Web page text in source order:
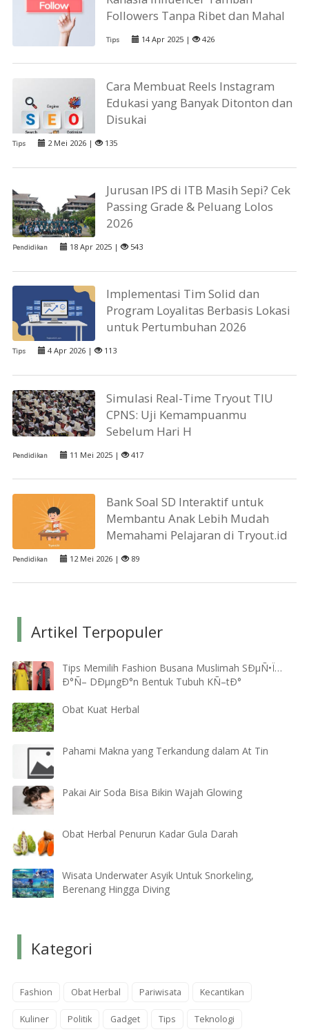
Followers Tanpa Ribet dan Mahal
Tips 14 Apr 2025 | 426
Cara Membuat Reels Instagram
Edukasi yang Banyak Ditonton dan
Disukai
Tips 2 Mei 2026 | 135
Jurusan IPS di ITB Masih Sepi? Cek
Passing Grade & Peluang Lolos
2026
Pendidikan 18 Apr 2025 | 543
Implementasi Tim Solid dan
Program Loyalitas Berbasis Lokasi
untuk Pertumbuhan 2026
Tips 4 Apr 2026 | 113
Simulasi Real-Time Tryout TIU
CPNS: Uji Kemampuanmu
Sebelum Hari H
Pendidikan 11 Mei 2025 | 417
Bank Soal SD Interaktif untuk
Membantu Anak Lebih Mudah
Memahami Pelajaran di Tryout.id
Pendidikan 12 Mei 2026 | 89
Artikel Terpopuler
Tips Memilih Fashion Busana Muslimah SÐµÑ•Ï…
Ð°Ñ– DÐµngÐ°n Bentuk Tubuh KÑ–tÐ°
Obat Kuat Herbal
Pahami Makna yang Terkandung dalam At Tin
Pakai Air Soda Bisa Bikin Wajah Glowing
Obat Herbal Penurun Kadar Gula Darah
Wisata Underwater Asyik Untuk Snorkeling,
Berenang Hingga Diving
Kategori
Fashion Obat Herbal Pariwisata Kecantikan
Kuliner Politik Gadget Tips Teknologi